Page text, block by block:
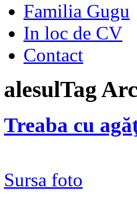
Familia Gugu
In loc de CV
Contact
alesulTag
Treaba cu
Sursa foto